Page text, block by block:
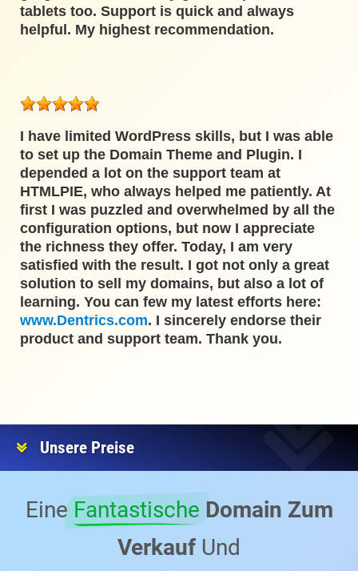
tablets too. Support is quick and always
helpful. My highest recommendation.
I have limited WordPress skills, but I was able
to set up the Domain Theme and Plugin. I
depended a lot on the support team at
HTMLPIE, who always helped me patiently. At
first I was puzzled and overwhelmed by all the
configuration options, but now I appreciate
the richness they offer. Today, I am very
satisfied with the result. I got not only a great
solution to sell my domains, but also a lot of
learning. You can few my latest efforts here:
www.Dentrics.com. I sincerely endorse their
product and support team. Thank you.
Unsere Preise
Eine Fantastische Domain Zum
Verkauf Und